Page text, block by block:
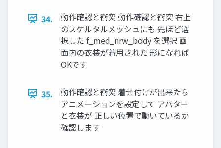
34.
動作確認と衝突 動作確認と衝突 右上
のスケルタルメッシュにも 先ほど選
択した f_med_nrw_body を選択 画
面内の衣装が着用された 形になれば
OKです
35.
動作確認と衝突 着せ付けが出来たら
アニメーションを設定して アバター
と衣装が 正しい位置で動いているか
確認します